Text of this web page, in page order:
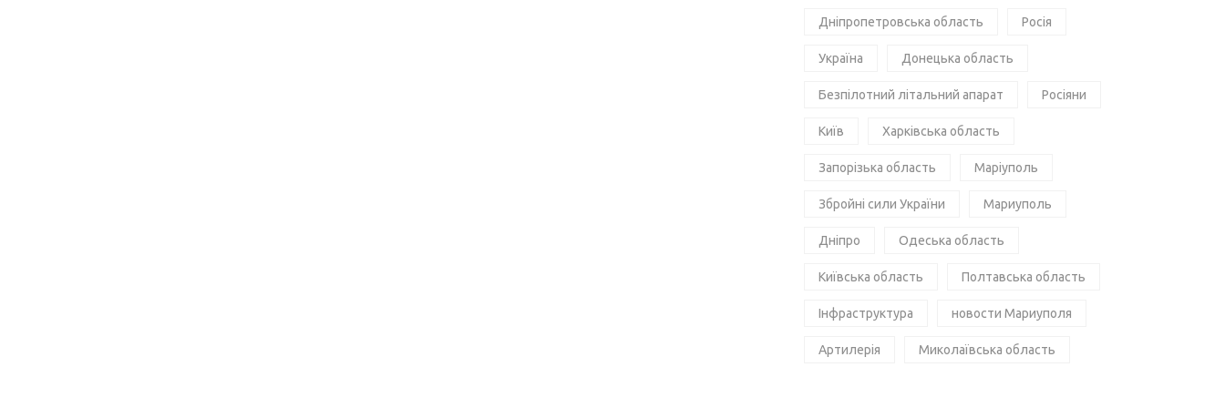
Дніпропетровська область Росія
Україна Донецька область
Безпілотний літальний апарат Росіяни
Київ Харківська область
Запорізька область Маріуполь
Збройні сили України Мариуполь
Дніпро Одеська область
Київська область Полтавська область
Інфраструктура новости Мариуполя
Артилерія Миколаївська область